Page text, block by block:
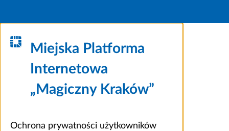
Miejska Platforma
Internetowa
„Magiczny Kraków”
Ochrona prywatności użytkowników